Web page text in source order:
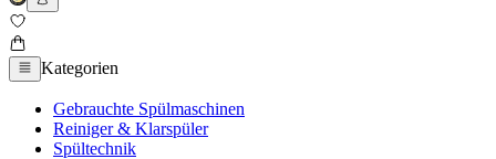
Kategorien
Gebrauchte Spülmaschinen
Reiniger & Klarspüler
Spültechnik